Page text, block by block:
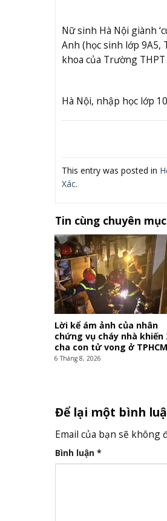
Nữ sinh Hà Nội giành
Anh (học sinh lớp 9A5,
khoa của Trường
Hà Nội, nhập học lớp
This entry was posted in
Xác.
Tin cùng chuyên
Lời kể ám ảnh của nhân
chứng vụ cháy nhà khiến
cha con tử vong ở TPHCM
6 Tháng 8, 2026
Để lại một bình
Email của bạn sẽ không
Bình luận *